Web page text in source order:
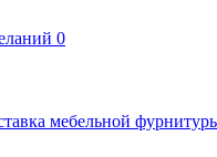
0